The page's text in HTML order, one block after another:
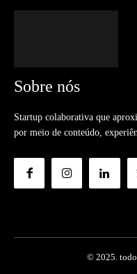
Sobre nós
Startup colaborativa que
por meio de conteúdo,
© 2025.